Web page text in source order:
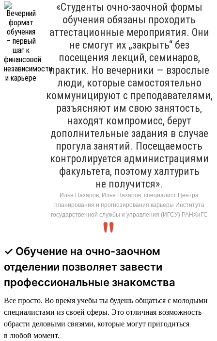
«Студенты очно-заочной формы
обучения обязаны проходить
аттестационные мероприятия. Они
не смогут их „закрыть“ без
посещения лекций, семинаров,
практик. Но вечерники — взрослые
люди, которые самостоятельно
коммуницируют с преподавателями,
разъясняют им свою занятость,
находят компромисс, берут
дополнительные задания в случае
прогула занятий. Посещаемость
контролируется администрациями
факультета, поэтому халтурить
не получится».
Илья Назаров, Илья Назаров, специалист Центра
планирования и прогнозирования карьеры Института
государственной службы и управления (ИГСУ) РАНХиГС
✓ Обучение на очно-заочном
отделении позволяет завести
профессиональные знакомства
Все просто. Во время учебы ты будешь общаться с молодыми
специалистами из своей сферы. Это отличная возможность
обрасти деловыми связями, которые могут пригодиться
в любой момент.